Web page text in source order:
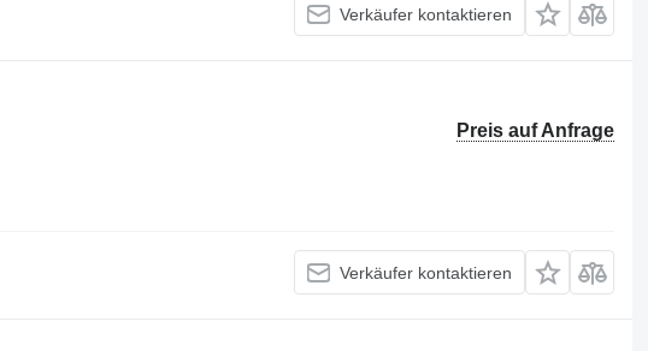
Verkäufer kontaktieren
Preis auf Anfrage
Verkäufer kontaktieren